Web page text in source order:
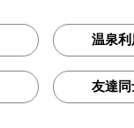
温泉
友達